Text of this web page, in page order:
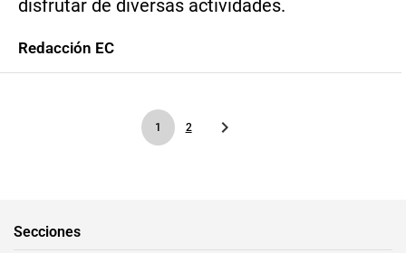
disfrutar de diversas actividades.
Redacción EC
1 2
Secciones